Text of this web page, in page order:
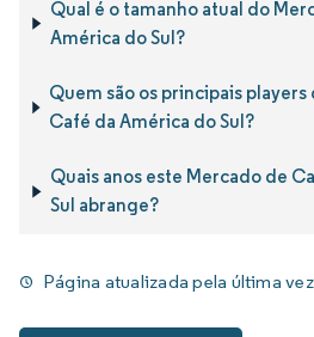
Qual é o tamanho atual do
América do Sul?
Quem são os principais
Café da América do Sul?
Quais anos este Mercado de
Sul abrange?
Página atualizada pela última